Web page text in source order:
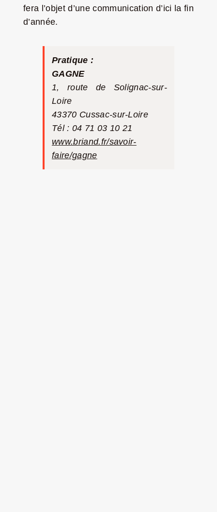
fera l’objet d’une communication d’ici la fin
d’année.
Pratique :
GAGNE
1, route de Solignac-sur-
Loire
43370 Cussac-sur-Loire
Tél : 04 71 03 10 21
www.briand.fr/savoir-
faire/gagne